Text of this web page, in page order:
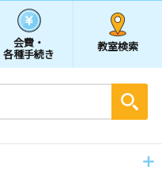
会費・
各種手続き
教室検索